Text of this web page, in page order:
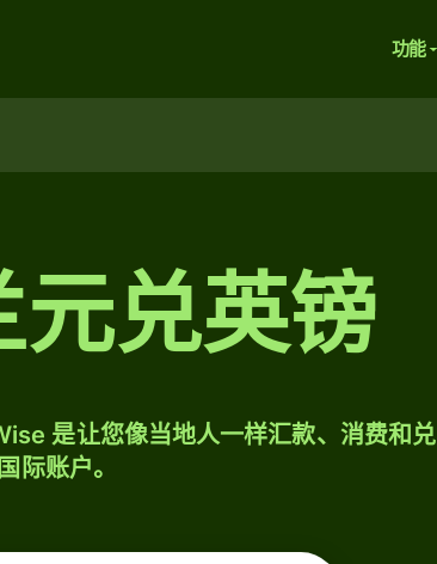
功能
兑英镑
是让您像当地人一样汇款、消费和兑
际账户。